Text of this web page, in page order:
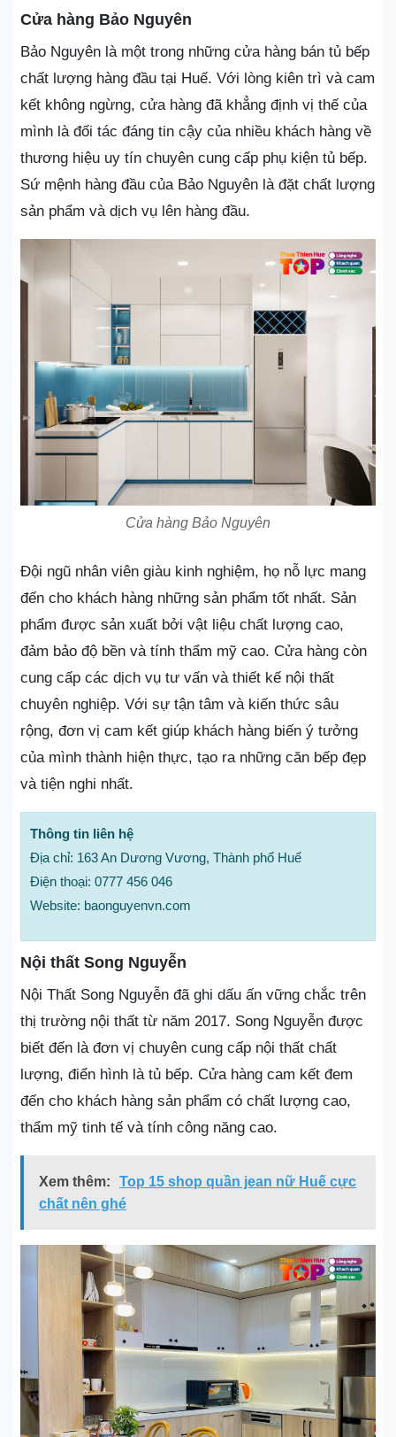
Cửa hàng Bảo Nguyên
Bảo Nguyên là một trong những cửa hàng bán tủ bếp
chất lượng hàng đầu tại Huế. Với lòng kiên trì và cam
kết không ngừng, cửa hàng đã khẳng định vị thế của
mình là đối tác đáng tin cậy của nhiều khách hàng về
thương hiệu uy tín chuyên cung cấp phụ kiện tủ bếp.
Sứ mệnh hàng đầu của Bảo Nguyên là đặt chất lượng
sản phẩm và dịch vụ lên hàng đầu.
Cửa hàng Bảo Nguyên
Đội ngũ nhân viên giàu kinh nghiệm, họ nỗ lực mang
đến cho khách hàng những sản phẩm tốt nhất. Sản
phẩm được sản xuất bởi vật liệu chất lượng cao,
đảm bảo độ bền và tính thẩm mỹ cao. Cửa hàng còn
cung cấp các dịch vụ tư vấn và thiết kế nội thất
chuyên nghiệp. Với sự tận tâm và kiến thức sâu
rộng, đơn vị cam kết giúp khách hàng biến ý tưởng
của mình thành hiện thực, tạo ra những căn bếp đẹp
và tiện nghi nhất.
Thông tin liên hệ
Địa chỉ: 163 An Dương Vương, Thành phố Huế
Điện thoại: 0777 456 046
Website: baonguyenvn.com
Nội thất Song Nguyễn
Nội Thất Song Nguyễn đã ghi dấu ấn vững chắc trên
thị trường nội thất từ năm 2017. Song Nguyễn được
biết đến là đơn vị chuyên cung cấp nội thất chất
lượng, điển hình là tủ bếp. Cửa hàng cam kết đem
đến cho khách hàng sản phẩm có chất lượng cao,
thẩm mỹ tinh tế và tính công năng cao.
Xem thêm:
Top 15 shop quần jean nữ Huế cực
chất nên ghé